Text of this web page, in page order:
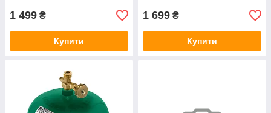
1 499 ₴
Купити
1 699 ₴
Купити